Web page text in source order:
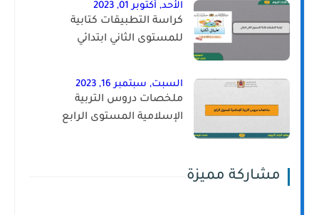
الأحد, أكتوبر 01, 2023
كراسة التطبيقات كتابية
للمستوى الثاني ابتدائي
السبت, سبتمبر 16, 2023
ملخصات دروس التربية
الإسلامية المستوى الرابع
مشاركة مميزة